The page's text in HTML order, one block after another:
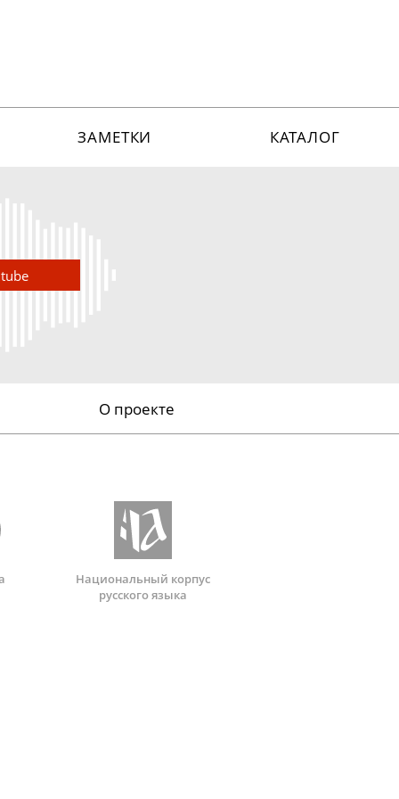
ЗАМЕТКИ КАТАЛОГ
О проекте
Национальный корпус
русского языка